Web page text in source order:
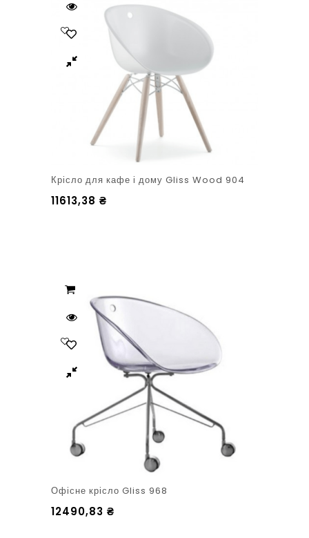
Крісло для кафе і дому Gliss Wood 904
11613,38 ₴
Офісне крісло Gliss 968
12490,83 ₴